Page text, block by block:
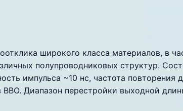
широкого класса материалов, в
полупроводниковых структур.
импульса ~10 нс, частота повторения
Диапазон перестройки выходной